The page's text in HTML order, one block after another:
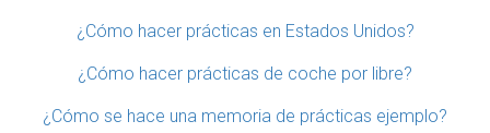
¿Cómo hacer prácticas en Estados Unidos?
¿Cómo hacer prácticas de coche por libre?
¿Cómo se hace una memoria de prácticas ejemplo?